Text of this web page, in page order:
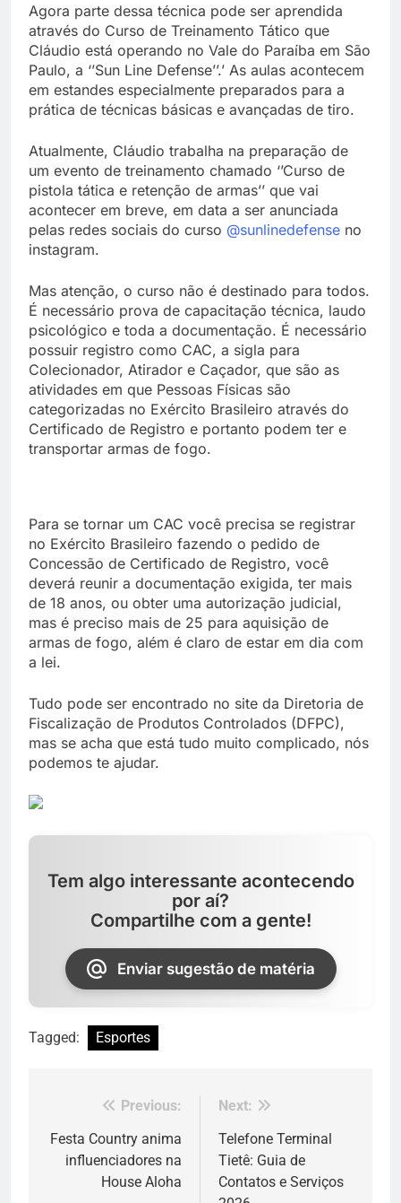
Agora parte dessa técnica pode ser aprendida
através do Curso de Treinamento Tático que
Cláudio está operando no Vale do Paraíba em São
Paulo, a ‘’Sun Line Defense’’.’ As aulas acontecem
em estandes especialmente preparados para a
prática de técnicas básicas e avançadas de tiro.
Atualmente, Cláudio trabalha na preparação de
um evento de treinamento chamado ‘’Curso de
pistola tática e retenção de armas’’ que vai
acontecer em breve, em data a ser anunciada
pelas redes sociais do curso @sunlinedefense no
instagram.
Mas atenção, o curso não é destinado para todos.
É necessário prova de capacitação técnica, laudo
psicológico e toda a documentação. É necessário
possuir registro como CAC, a sigla para
Colecionador, Atirador e Caçador, que são as
atividades em que Pessoas Físicas são
categorizadas no Exército Brasileiro através do
Certificado de Registro e portanto podem ter e
transportar armas de fogo.
Para se tornar um CAC você precisa se registrar
no Exército Brasileiro fazendo o pedido de
Concessão de Certificado de Registro, você
deverá reunir a documentação exigida, ter mais
de 18 anos, ou obter uma autorização judicial,
mas é preciso mais de 25 para aquisição de
armas de fogo, além é claro de estar em dia com
a lei.
Tudo pode ser encontrado no site da Diretoria de
Fiscalização de Produtos Controlados (DFPC),
mas se acha que está tudo muito complicado, nós
podemos te ajudar.
Tem algo interessante acontecendo
por aí?
Compartilhe com a gente!
Enviar sugestão de matéria
Tagged: Esportes
Navegação
de
Previous:
Festa Country anima
influenciadores na
House Aloha
Next:
Telefone Terminal
Tietê: Guia de
Contatos e Serviços